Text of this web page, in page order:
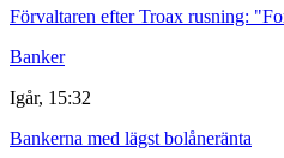
Förvaltaren efter Troax rusning:
Banker
Igår, 15:32
Bankerna med lägst bolåneränta